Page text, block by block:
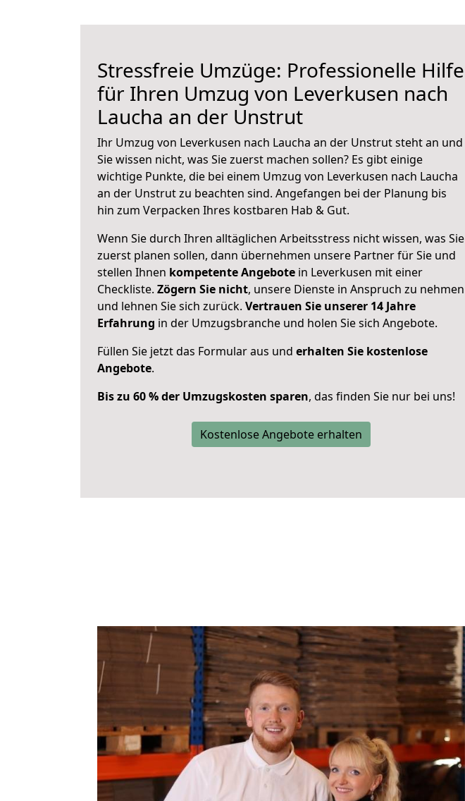
Stressfreie Umzüge: Professionelle Hilfe
für Ihren Umzug von Leverkusen nach
Laucha an der Unstrut
Ihr Umzug von Leverkusen nach Laucha an der Unstrut steht an und
Sie wissen nicht, was Sie zuerst machen sollen? Es gibt einige
wichtige Punkte, die bei einem Umzug von Leverkusen nach Laucha
an der Unstrut zu beachten sind. Angefangen bei der Planung bis
hin zum Verpacken Ihres kostbaren Hab & Gut.
Wenn Sie durch Ihren alltäglichen Arbeitsstress nicht wissen, was Sie
zuerst planen sollen, dann übernehmen unsere Partner für Sie und
stellen Ihnen kompetente Angebote in Leverkusen mit einer
Checkliste. Zögern Sie nicht, unsere Dienste in Anspruch zu nehmen
und lehnen Sie sich zurück. Vertrauen Sie unserer 14 Jahre
Erfahrung in der Umzugsbranche und holen Sie sich Angebote.
Füllen Sie jetzt das Formular aus und erhalten Sie kostenlose
Angebote.
Bis zu 60 % der Umzugskosten sparen, das finden Sie nur bei uns!
Kostenlose Angebote erhalten